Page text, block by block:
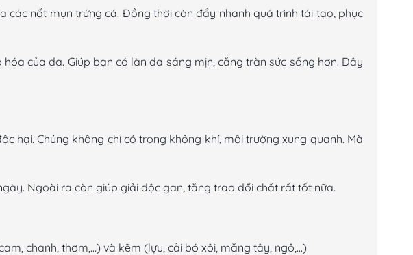
các nốt mụn trứng cá. Đồng thời còn đẩy nhanh quá trình tái tạo, phục
của da. Giúp bạn có làn da sáng mịn, căng tràn sức sống hơn. Đây
hại. Chúng không chỉ có trong không khí, môi trường xung quanh. Mà
Ngoài ra còn giúp giải độc gan, tăng trao đổi chất rất tốt nữa.
chanh, thơm,…) và kẽm (lựu, cải bó xôi, măng tây, ngô,…)